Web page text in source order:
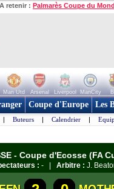
A retenir : Palmarès Coupe du
Man Utd Arsenal Liverpool ManCity
Coupe d'Europe Les
| Buteurs | Calendrier |
- Coupe d'Ecosse (FA
: - | Arbitre : J.